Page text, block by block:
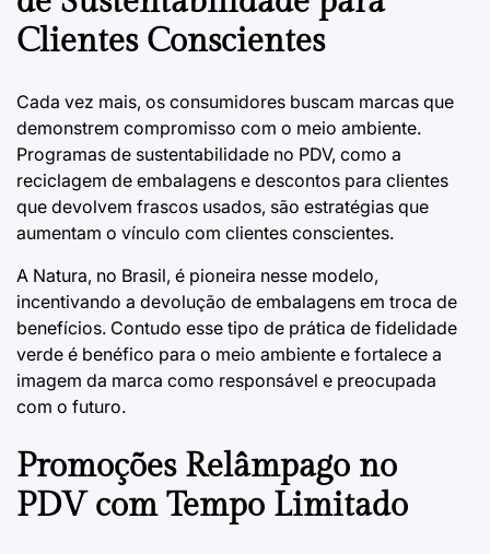
Clientes Conscientes
Cada vez mais, os consumidores buscam marcas que
demonstrem compromisso com o meio ambiente.
Programas de sustentabilidade no PDV, como a
reciclagem de embalagens e descontos para clientes
que devolvem frascos usados, são estratégias que
aumentam o vínculo com clientes conscientes.
A Natura, no Brasil, é pioneira nesse modelo,
incentivando a devolução de embalagens em troca de
benefícios. Contudo esse tipo de prática de fidelidade
verde é benéfico para o meio ambiente e fortalece a
imagem da marca como responsável e preocupada
com o futuro.
Promoções Relâmpago no
PDV com Tempo Limitado